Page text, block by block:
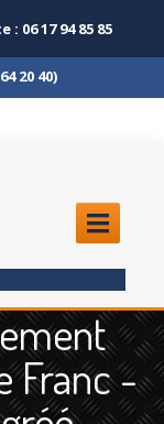
06 17 94 85 85
20 40)
Franc -